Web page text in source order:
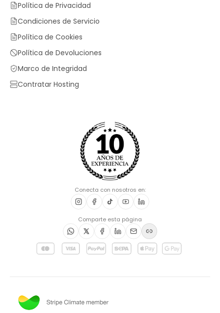
Política de Privacidad
Condiciones de Servicio
Política de Cookies
Política de Devoluciones
Marco de Integridad
Contratar Hosting
Conecta con nosotros en:
Comparte esta página